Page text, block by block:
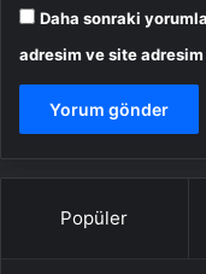
Daha sonraki
adresim ve site
Popüler